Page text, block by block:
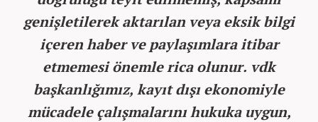
genişletilerek aktarılan veya eksik bilgi
içeren haber ve paylaşımlara itibar
etmemesi önemle rica olunur. vdk
başkanlığımız, kayıt dışı ekonomiyle
mücadele çalışmalarını hukuka uygun,